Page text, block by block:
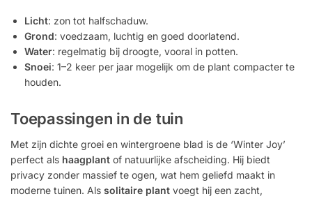
Licht: zon tot halfschaduw.
Grond: voedzaam, luchtig en goed doorlatend.
Water: regelmatig bij droogte, vooral in potten.
Snoei: 1–2 keer per jaar mogelijk om de plant compacter te
houden.
Toepassingen in de tuin
Met zijn dichte groei en wintergroene blad is de ‘Winter Joy’
perfect als haagplant of natuurlijke afscheiding. Hij biedt
privacy zonder massief te ogen, wat hem geliefd maakt in
moderne tuinen. Als solitaire plant voegt hij een zacht,